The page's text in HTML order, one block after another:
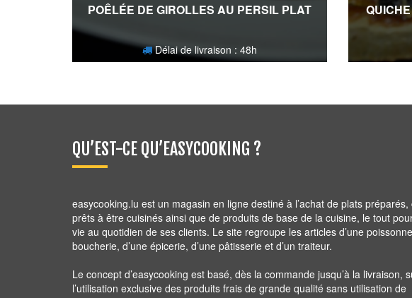
POÊLÉE DE GIROLLES AU PERSIL PLAT
Délai de livraison : 48h
QU’EST-CE QU’EASYCOOKING ?
easycooking.lu est un magasin en ligne destiné à l’achat de plats préparés,
prêts à être cuisinés ainsi que de produits de base de la cuisine, le tout
vie au quotidien de ses clients. Le site regroupe les articles d’une
boucherie, d’une épicerie, d’une pâtisserie et d’un traiteur.
Le concept d’easycooking est basé, dès la commande jusqu’à la livraison,
l’utilisation exclusive des produits frais de grande qualité sans utilisation de